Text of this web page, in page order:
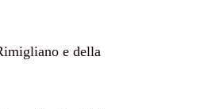
e della